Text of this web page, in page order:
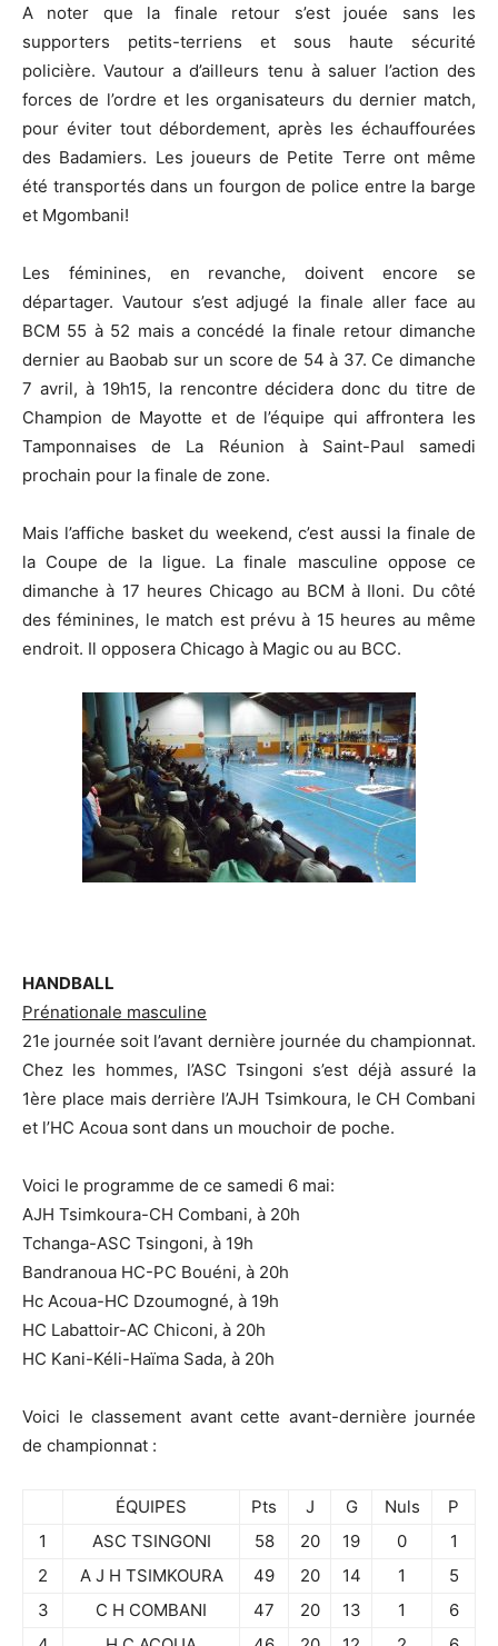
A noter que la finale retour s’est jouée sans les
supporters petits-terriens et sous haute sécurité
policière. Vautour a d’ailleurs tenu à saluer l’action des
forces de l’ordre et les organisateurs du dernier match,
pour éviter tout débordement, après les échauffourées
des Badamiers. Les joueurs de Petite Terre ont même
été transportés dans un fourgon de police entre la barge
et Mgombani!
Les féminines, en revanche, doivent encore se
départager. Vautour s’est adjugé la finale aller face au
BCM 55 à 52 mais a concédé la finale retour dimanche
dernier au Baobab sur un score de 54 à 37. Ce dimanche
7 avril, à 19h15, la rencontre décidera donc du titre de
Champion de Mayotte et de l’équipe qui affrontera les
Tamponnaises de La Réunion à Saint-Paul samedi
prochain pour la finale de zone.
Mais l’affiche basket du weekend, c’est aussi la finale de
la Coupe de la ligue. La finale masculine oppose ce
dimanche à 17 heures Chicago au BCM à Iloni. Du côté
des féminines, le match est prévu à 15 heures au même
endroit. Il opposera Chicago à Magic ou au BCC.
HANDBALL
Prénationale masculine
21e journée soit l’avant dernière journée du championnat.
Chez les hommes, l’ASC Tsingoni s’est déjà assuré la
1ère place mais derrière l’AJH Tsimkoura, le CH Combani
et l’HC Acoua sont dans un mouchoir de poche.
Voici le programme de ce samedi 6 mai:
AJH Tsimkoura-CH Combani, à 20h
Tchanga-ASC Tsingoni, à 19h
Bandranoua HC-PC Bouéni, à 20h
Hc Acoua-HC Dzoumogné, à 19h
HC Labattoir-AC Chiconi, à 20h
HC Kani-Kéli-Haïma Sada, à 20h
Voici le classement avant cette avant-dernière journée
de championnat :
ÉQUIPES Pts J G Nuls
P
1
ASC TSINGONI 58 20 19 0
1
2
A J H TSIMKOURA 49 20 14 1
5
3
C H COMBANI 47 20 13 1
6